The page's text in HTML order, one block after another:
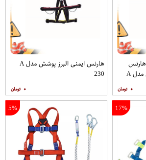
هارنس ایمنی مدل A 246هارنس
ایمنی نیم تنه البرز پوشش مدل A
۰
هارنس ایمنی البرز پوشش مدل A
230
۰
17%
5%